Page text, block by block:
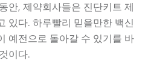
안, 제약회사들은 진단키트 제
있다. 하루빨리 믿을만한 백신
예전으로 돌아갈 수 있기를 바
이다.